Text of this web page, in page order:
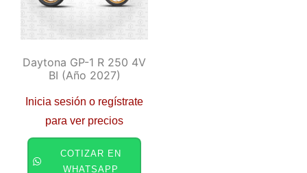
Daytona GP-1 R 250 4V
BI (año 2027)
Inicia sesión o regístrate
para ver precios
COTIZAR EN
WHATSAPP